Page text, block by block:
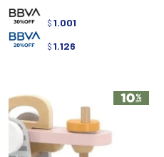
$ 1.001
$ 1.126